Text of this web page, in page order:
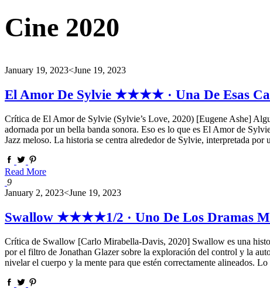
Cine 2020
January 19, 2023<June 19, 2023
El Amor De Sylvie ★★★★ · Una De Esas
Crítica de El Amor de Sylvie (Sylvie’s Love, 2020) [Eugene Ashe]
adornada por un bella banda sonora. Eso es lo que es El Amor de
Jazz meloso. La historia se centra alrededor de Sylvie, interpretada
Read More
9
January 2, 2023<June 19, 2023
Swallow ★★★★1/2 · Uno De Los Dramas
Crítica de Swallow [Carlo Mirabella-Davis, 2020] Swallow es una
por el filtro de Jonathan Glazer sobre la exploración del control y la
nivelar el cuerpo y la mente para que estén correctamente alineados.